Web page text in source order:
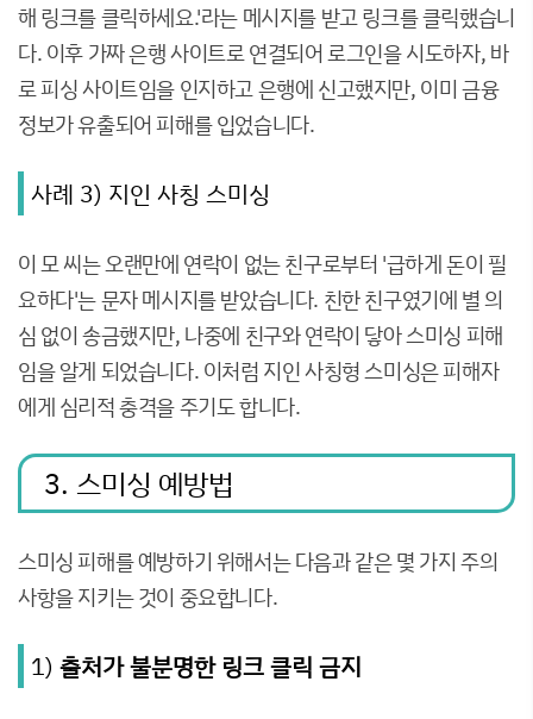
해 링크를 클릭하세요.'라는 메시지를 받고 링크를 클릭했습니
다. 이후 가짜 은행 사이트로 연결되어 로그인을 시도하자, 바
로 피싱 사이트임을 인지하고 은행에 신고했지만, 이미 금융
정보가 유출되어 피해를 입었습니다.
사례 3) 지인 사칭 스미싱
이 모 씨는 오랜만에 연락이 없는 친구로부터 '급하게 돈이 필
요하다'는 문자 메시지를 받았습니다. 친한 친구였기에 별 의
심 없이 송금했지만, 나중에 친구와 연락이 닿아 스미싱 피해
임을 알게 되었습니다. 이처럼 지인 사칭형 스미싱은 피해자
에게 심리적 충격을 주기도 합니다.
3. 스미싱 예방법
스미싱 피해를 예방하기 위해서는 다음과 같은 몇 가지 주의
사항을 지키는 것이 중요합니다.
1) 출처가 불분명한 링크 클릭 금지